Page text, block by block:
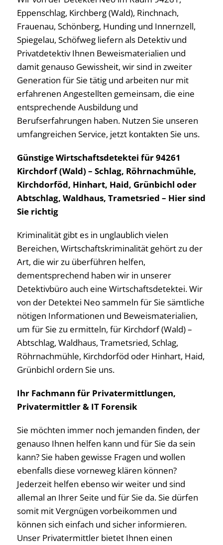
Eppenschlag, Kirchberg (Wald), Rinchnach,
Frauenau, Schönberg, Hunding und Innernzell,
Spiegelau, Schöfweg liefern als Detektiv und
Privatdetektiv Ihnen Beweismaterialien und
damit genauso Gewissheit, wir sind in zweiter
Generation für Sie tätig und arbeiten nur mit
erfahrenen Angestellten gemeinsam, die eine
entsprechende Ausbildung und
Berufserfahrungen haben. Nutzen Sie unseren
umfangreichen Service, jetzt kontakten Sie uns.
Günstige Wirtschaftsdetektei für 94261
Kirchdorf (Wald) – Schlag, Röhrnachmühle,
Kirchdorföd, Hinhart, Haid, Grünbichl oder
Abtschlag, Waldhaus, Trametsried – Hier sind
Sie richtig
Kriminalität gibt es in unglaublich vielen
Bereichen, Wirtschaftskriminalität gehört zu der
Art, die wir zu überführen helfen,
dementsprechend haben wir in unserer
Detektivbüro auch eine Wirtschaftsdetektei. Wir
von der Detektei Neo sammeln für Sie sämtliche
nötigen Informationen und Beweismaterialien,
um für Sie zu ermitteln, für Kirchdorf (Wald) –
Abtschlag, Waldhaus, Trametsried, Schlag,
Röhrnachmühle, Kirchdorföd oder Hinhart, Haid,
Grünbichl ordern Sie uns.
Ihr Fachmann für Privatermittlungen,
Privatermittler & IT Forensik
Sie möchten immer noch jemanden finden, der
genauso Ihnen helfen kann und für Sie da sein
kann? Sie haben gewisse Fragen und wollen
ebenfalls diese vorneweg klären können?
Jederzeit helfen ebenso wir weiter und sind
allemal an Ihrer Seite und für Sie da. Sie dürfen
somit mit Vergnügen vorbeikommen und
können sich einfach und sicher informieren.
Unser Privatermittler bietet Ihnen einen